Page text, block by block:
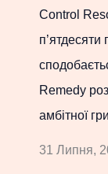
Control
п’ятдесяти
Remedy
амбітної гри
31 Липня,